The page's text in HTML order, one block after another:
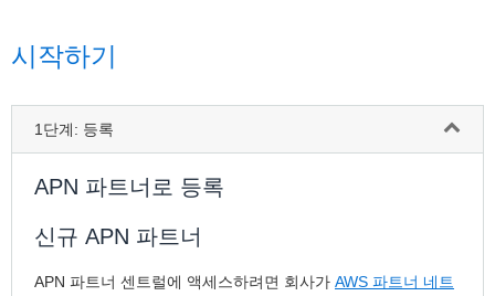
시작하기
1단계: 등록
APN 파트너로 등록
신규 APN 파트너
APN 파트너 센트럴에 액세스하려면 회사가 AWS 파트너 네트